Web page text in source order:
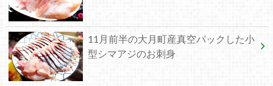
11月前半の大月町産真空パックした小
型シマアジのお刺身